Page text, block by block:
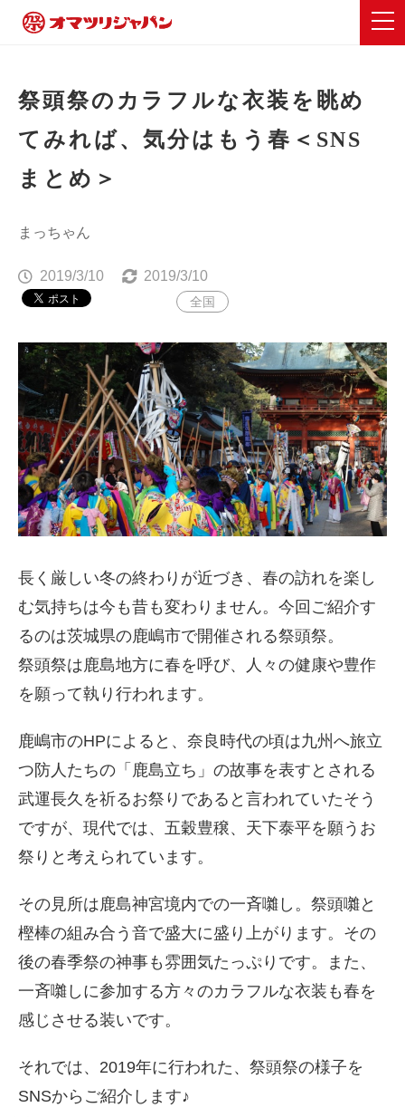
祭頭祭のカラフルな衣装を眺め
てみれば、気分はもう春＜SNS
まとめ＞
まっちゃん
2019/3/10 2019/3/10
全国
長く厳しい冬の終わりが近づき、春の訪れを楽し
む気持ちは今も昔も変わりません。今回ご紹介す
るのは茨城県の鹿嶋市で開催される祭頭祭。
祭頭祭は鹿島地方に春を呼び、人々の健康や豊作
を願って執り行われます。
鹿嶋市のHPによると、奈良時代の頃は九州へ旅立
つ防人たちの「鹿島立ち」の故事を表すとされる
武運長久を祈るお祭りであると言われていたそう
ですが、現代では、五穀豊穣、天下泰平を願うお
祭りと考えられています。
その見所は鹿島神宮境内での一斉囃し。祭頭囃と
樫棒の組み合う音で盛大に盛り上がります。その
後の春季祭の神事も雰囲気たっぷりです。また、
一斉囃しに参加する方々のカラフルな衣装も春を
感じさせる装いです。
それでは、2019年に行われた、祭頭祭の様子を
SNSからご紹介します♪